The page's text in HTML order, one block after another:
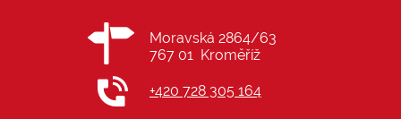
Moravská 2864/63
767 01 Kroměříž
+420 728 305 164